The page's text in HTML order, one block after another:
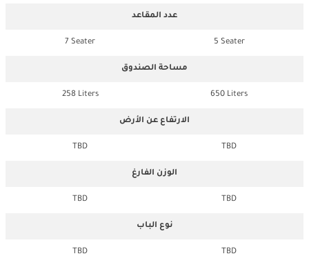
عدد المقاعد
5 Seater
7 Seater
مساحة الصندوق
650 Liters
258 Liters
الارتفاع عن الأرض
TBD
TBD
الوزن الفارغ
TBD
TBD
نوع الباب
TBD
TBD